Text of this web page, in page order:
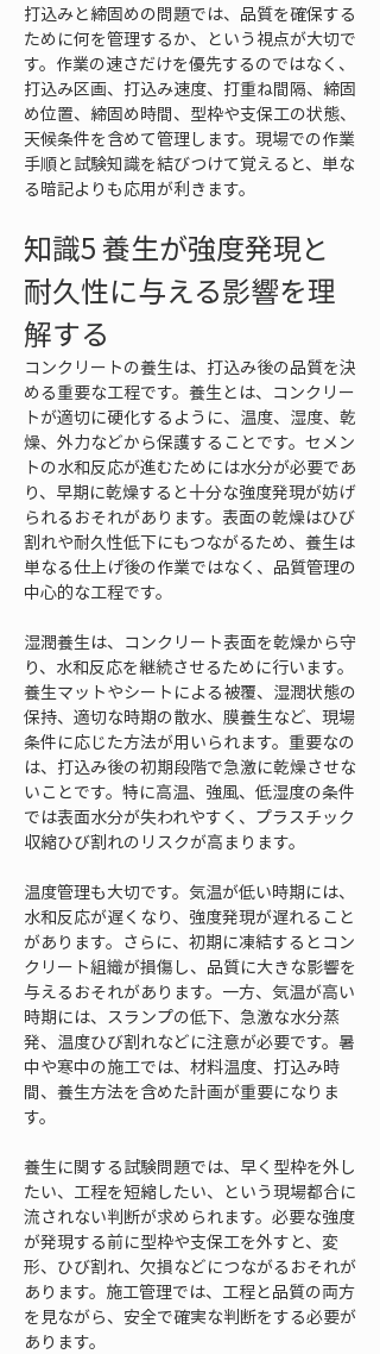
打込みと締固めの問題では、品質を確保する
ために何を管理するか、という視点が大切で
す。作業の速さだけを優先するのではなく、
打込み区画、打込み速度、打重ね間隔、締固
め位置、締固め時間、型枠や支保工の状態、
天候条件を含めて管理します。現場での作業
手順と試験知識を結びつけて覚えると、単な
る暗記よりも応用が利きます。
知識5 養生が強度発現と
耐久性に与える影響を理
解する
コンクリートの養生は、打込み後の品質を決
める重要な工程です。養生とは、コンクリー
トが適切に硬化するように、温度、湿度、乾
燥、外力などから保護することです。セメン
トの水和反応が進むためには水分が必要であ
り、早期に乾燥すると十分な強度発現が妨げ
られるおそれがあります。表面の乾燥はひび
割れや耐久性低下にもつながるため、養生は
単なる仕上げ後の作業ではなく、品質管理の
中心的な工程です。
湿潤養生は、コンクリート表面を乾燥から守
り、水和反応を継続させるために行います。
養生マットやシートによる被覆、湿潤状態の
保持、適切な時期の散水、膜養生など、現場
条件に応じた方法が用いられます。重要なの
は、打込み後の初期段階で急激に乾燥させな
いことです。特に高温、強風、低湿度の条件
では表面水分が失われやすく、プラスチック
収縮ひび割れのリスクが高まります。
温度管理も大切です。気温が低い時期には、
水和反応が遅くなり、強度発現が遅れること
があります。さらに、初期に凍結するとコン
クリート組織が損傷し、品質に大きな影響を
与えるおそれがあります。一方、気温が高い
時期には、スランプの低下、急激な水分蒸
発、温度ひび割れなどに注意が必要です。暑
中や寒中の施工では、材料温度、打込み時
間、養生方法を含めた計画が重要になりま
す。
養生に関する試験問題では、早く型枠を外し
たい、工程を短縮したい、という現場都合に
流されない判断が求められます。必要な強度
が発現する前に型枠や支保工を外すと、変
形、ひび割れ、欠損などにつながるおそれが
あります。施工管理では、工程と品質の両方
を見ながら、安全で確実な判断をする必要が
あります。